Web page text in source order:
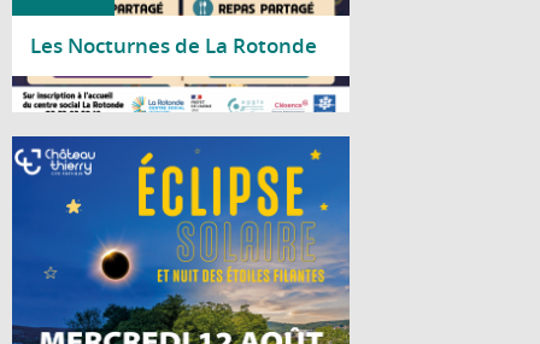
Les Nocturnes de La Rotonde
Lire la suite
Le mercredi 12 août 2026, la Ville de
Château-Thierry vous invite à vivre un
événement astronomique exceptionnel au
château médiéval. À cette occasion, près
de 90 % du Soleil sera occulté par la Lune,
offrant un spectacle rare et fascinant.